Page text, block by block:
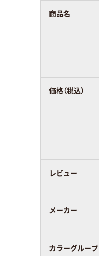
商品名
価格（税込）
レビュー
メーカー
カラーグループ